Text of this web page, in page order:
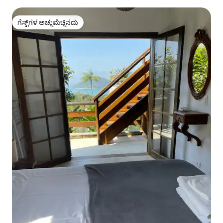
ಗೆಸ್ಟ್‌ಗಳ ಅಚ್ಚುಮೆಚ್ಚಿನದು
ಗೆಸ್ಟ್‌ಗಳ ಅಚ್ಚುಮೆಚ್ಚಿನದು